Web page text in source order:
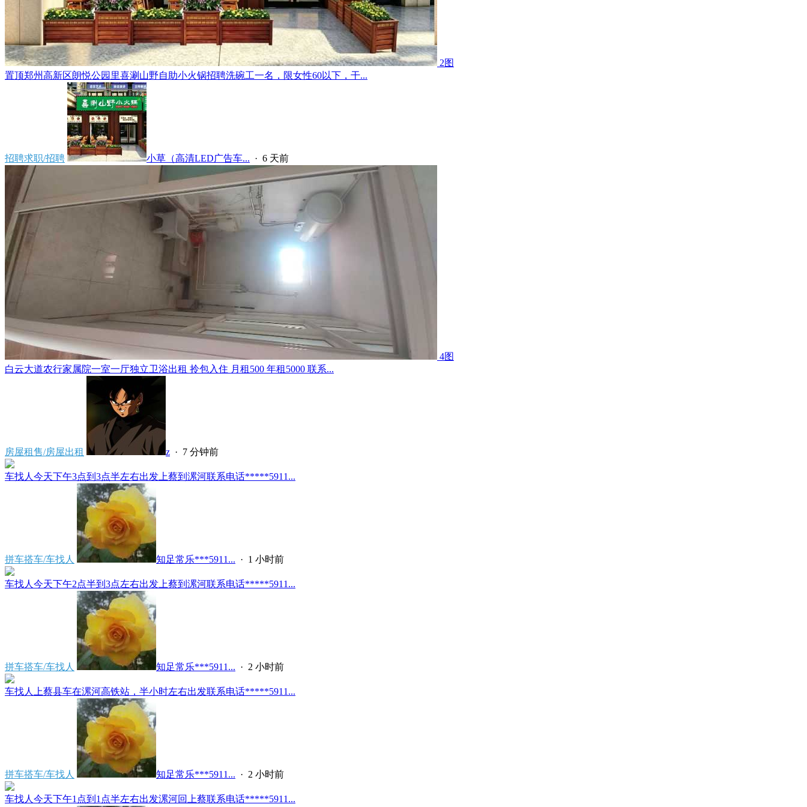
2图
置顶郑州高新区朗悦公园里喜涮山野自助小火锅招聘洗碗工一名，限女性60以下，干...
招聘求职/招聘 小草（高清LED广告车... · 6 天前
4图
白云大道农行家属院一室一厅独立卫浴出租 拎包入住 月租500 年租5000 联系...
房屋租售/房屋出租 z · 7 分钟前
车找人今天下午3点到3点半左右出发上蔡到漯河联系电话*****5911...
拼车搭车/车找人 知足常乐***5911... · 1 小时前
车找人今天下午2点半到3点左右出发上蔡到漯河联系电话*****5911...
拼车搭车/车找人 知足常乐***5911... · 2 小时前
车找人上蔡县车在漯河高铁站，半小时左右出发联系电话*****5911...
拼车搭车/车找人 知足常乐***5911... · 2 小时前
车找人今天下午1点到1点半左右出发漯河回上蔡联系电话*****5911...